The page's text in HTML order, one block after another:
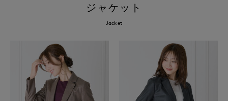
ジャケット
Jacket